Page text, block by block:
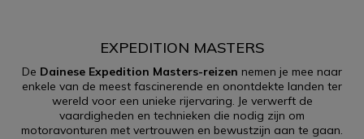
EXPEDITION MASTERS
De Dainese Expedition Masters-reizen nemen je mee naar
enkele van de meest fascinerende en onontdekte landen ter
wereld voor een unieke rijervaring. Je verwerft de
vaardigheden en technieken die nodig zijn om
motoravonturen met vertrouwen en bewustzijn aan te gaan.